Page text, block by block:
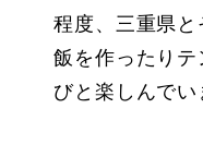
程度、三重県
飯を作ったり
びと楽しんでい